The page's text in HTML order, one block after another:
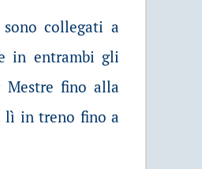
sono collegati a
in entrambi gli
fino alla
lì in treno fino a